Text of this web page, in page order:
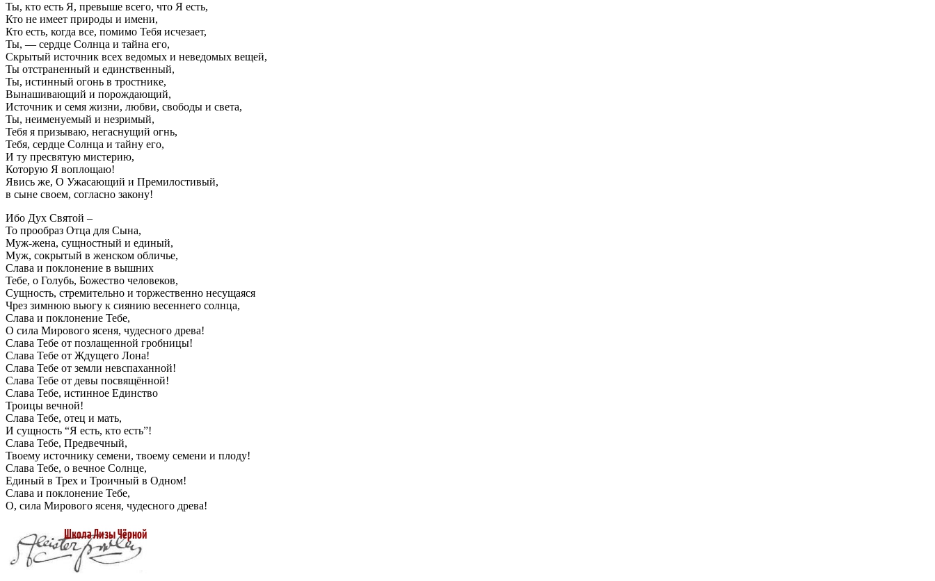
Ты, кто есть Я, превыше всего, что Я есть,
Кто не имеет природы и имени,
Кто есть, когда все, помимо Тебя исчезает,
Ты, — сердце Солнца и тайна его,
Скрытый источник всех ведомых и неведомых вещей,
Ты отстраненный и единственный,
Ты, истинный огонь в тростнике,
Вынашивающий и порождающий,
Источник и семя жизни, любви, свободы и света,
Ты, неименуемый и незримый,
Тебя я призываю, негаснущий огнь,
Тебя, сердце Солнца и тайну его,
И ту пресвятую мистерию,
Которую Я воплощаю!
Явись же, О Ужасающий и Премилостивый,
в сыне своем, согласно закону!
Ибо Дух Святой –
То прообраз Отца для Сына,
Муж-жена, сущностный и единый,
Муж, сокрытый в женском обличье,
Слава и поклонение в вышних
Тебе, о Голубь, Божество человеков,
Сущность, стремительно и торжественно несущаяся
Чрез зимнюю вьюгу к сиянию весеннего солнца,
Слава и поклонение Тебе,
О сила Мирового ясеня, чудесного древа!
Слава Тебе от позлащенной гробницы!
Слава Тебе от Ждущего Лона!
Слава Тебе от земли невспаханной!
Слава Тебе от девы посвящённой!
Слава Тебе, истинное Единство
Троицы вечной!
Слава Тебе, отец и мать,
И сущность “Я есть, кто есть”!
Слава Тебе, Предвечный,
Твоему источнику семени, твоему семени и плоду!
Слава Тебе, о вечное Солнце,
Единый в Трех и Троичный в Одном!
Слава и поклонение Тебе,
О, сила Мирового ясеня, чудесного древа!